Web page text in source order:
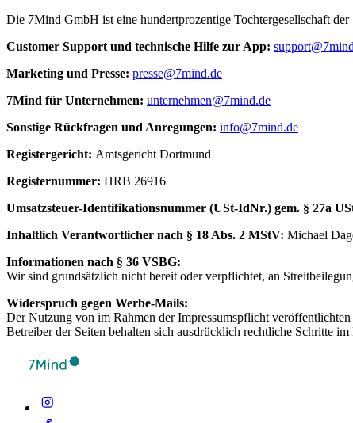
Die 7Mind GmbH ist eine hundertprozentige Tochtergesellschaft
Cus­to­mer Sup­port und tech­nische Hilfe zur App:
Mar­ke­ting und Presse: presse@7mind.de
7Mind für Unter­neh­men: unternehmen@7mind.de
Sons­tige Rück­fra­gen und Anre­gun­gen: info@7mind.de
Regis­ter­ge­richt: Amts­ge­richt Dort­mund
Regis­ter­num­mer: HRB 26916
Umsatzs­teuer-Iden­ti­fi­ka­tions­num­mer (USt-IdNr.) gem. § 27a
Inhalt­lich Verant­wort­li­cher nach § 18 Abs. 2 MStV: Michael
Infor­ma­tio­nen nach § 36 VSBG:
Wir sind grund­sätz­lich nicht bereit oder verp­flich­tet, an
Widerspruch gegen Werbe-Mails:
Der Nutzung von im Rahmen der Impressumspflicht
Betreiber der Seiten behalten sich ausdrücklich rechtliche Schritte